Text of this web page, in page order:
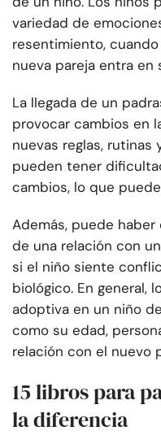
variedad de
resentimiento,
nueva pareja entra en
La llegada de un
provocar cambios en
nuevas reglas, rutinas
pueden tener
cambios, lo que
Además, puede
de una relación con
si el niño siente
biológico. En general,
adoptiva en un niño
como su edad,
relación con el nuevo
15 libros para
la diferencia